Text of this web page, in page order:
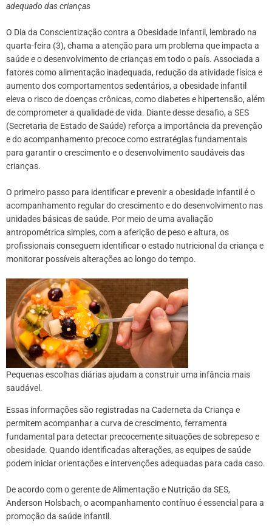
adequado das crianças
O Dia da Conscientização contra a Obesidade Infantil, lembrado na
quarta-feira (3), chama a atenção para um problema que impacta a
saúde e o desenvolvimento de crianças em todo o país. Associada a
fatores como alimentação inadequada, redução da atividade física e
aumento dos comportamentos sedentários, a obesidade infantil
eleva o risco de doenças crônicas, como diabetes e hipertensão, além
de comprometer a qualidade de vida. Diante desse desafio, a SES
(Secretaria de Estado de Saúde) reforça a importância da prevenção
e do acompanhamento precoce como estratégias fundamentais
para garantir o crescimento e o desenvolvimento saudáveis das
crianças.
O primeiro passo para identificar e prevenir a obesidade infantil é o
acompanhamento regular do crescimento e do desenvolvimento nas
unidades básicas de saúde. Por meio de uma avaliação
antropométrica simples, com a aferição de peso e altura, os
profissionais conseguem identificar o estado nutricional da criança e
monitorar possíveis alterações ao longo do tempo.
Pequenas escolhas diárias ajudam a construir uma infância mais
saudável.
Essas informações são registradas na Caderneta da Criança e
permitem acompanhar a curva de crescimento, ferramenta
fundamental para detectar precocemente situações de sobrepeso e
obesidade. Quando identificadas alterações, as equipes de saúde
podem iniciar orientações e intervenções adequadas para cada caso.
De acordo com o gerente de Alimentação e Nutrição da SES,
Anderson Holsbach, o acompanhamento contínuo é essencial para a
promoção da saúde infantil.